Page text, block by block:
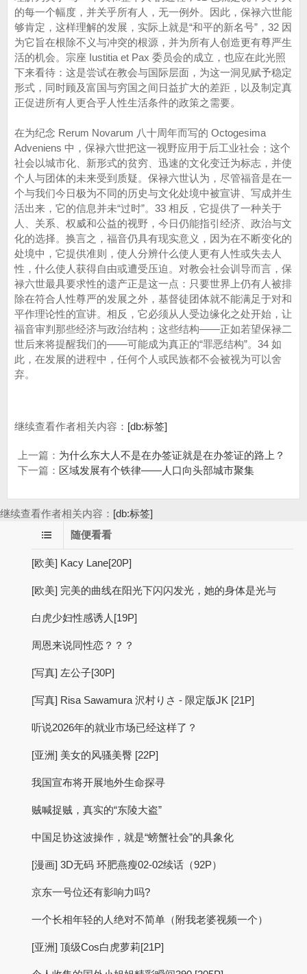
的每一个幅度，并关乎所有人，无一例外。因此，保禄六世能
够肯定，这样理解的发展，实际上就是“和平的新名号”，32 因
为它旨在根除不义与冲突的根源，并为所有人创造更有尊严生
活的机会。宗座 Iustitia et Pax 委员会的成立，也应在此光照
下来看待：这是尝试在教会与国际层面，为这一洞见赋予稳定
形式，同时顾及富国与穷国之间日益扩大的差距，以及制定真
正促进所有人更合乎人性生活条件的政策之需要。
在为纪念 Rerum Novarum 八十周年而写的 Octogesima
Adveniens 中，保禄六世把这一视野应用于后工业社会；这个
社会以城市化、新形式的贫穷、迅速的文化变迁为标志，并使
个人与团体的未来受到质疑。保禄六世认为，尽管福音是在一
个与我们今日极为不同的历史与文化处境中被宣讲、写成并生
活出来，它的信息并未“过时”。33 相反，它提供了一种关于
人、关系、权威和公益的视野，今日仍能指引经济、政治与文
化的选择。换言之，福音仍具有现实意义，因为在不断变化的
处境中，它提供准则，使人分辨什么使人更有人性或失去人
性，什么使人获得自由或遭受压迫。对教会社会训导而言，保
禄六世最具要求性的遗产正是这一点：只要世界上仍有人被排
除在符合人性尊严的发展之外，基督徒团体就不能满足于对和
平作理论性的宣讲。相反，它必须从人受边缘化之处开始，让
福音审判那些经济与政治结构；这些结构——正如若望保禄二
世后来将提醒我们的——可能成为真正的“罪恶结构”。34 如
此，在发展的进程中，任何个人或民族都不会被视为可以舍
弃。
继续查看作者相关内容： [db:标签]
上一篇： 为什么东大人不是在办签证就是在办签证的路上？
下一篇： 区域发展有个铁律——人口向头部城市聚集
继续查看作者相关内容： [db:标签]
随便看看
[欧美] Kacy Lane[20P]
[欧美] 完美的曲线在阳光下闪闪发光，她的身体是光与
白虎少妇性感诱人[19P]
周恩来说同性恋？？？
[写真] 左公子[30P]
[写真] Risa Sawamura 沢村りさ - 限定版JK [21P]
听说2026年的就业市场已经这样了？
[亚洲] 美女的风骚美臀 [22P]
我国宣布将开展地外生命探寻
贼喊捉贼，真实的“东陵大盗”
中国足协这波操作，就是“螃蟹社会”的具象化
[漫画] 3D无码 环肥燕瘦02-02续话（92P）
京东一号位还有影响力吗?
一个长相年轻的人绝对不简单（附我老婆视频一个）
[亚洲] 顶级Cos白虎萝莉[21P]